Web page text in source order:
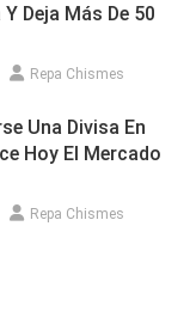
Deja Más De 50
Repa Chismes
Una Divisa En
Hoy El Mercado
Repa Chismes